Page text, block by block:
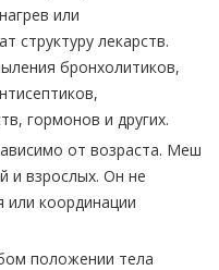
или
структуру лекарств.
бронхолитиков,
гормонов и других.
от возраста. Меш
и взрослых. Он не
или координации
положении тела